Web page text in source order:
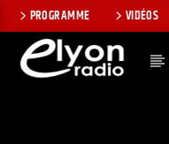
PROGRAMME VIDÉOS